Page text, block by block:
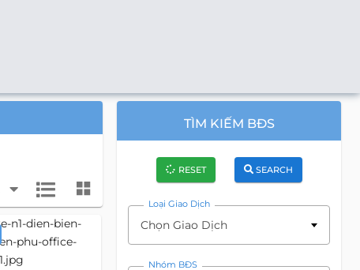
TÌM KIẾM BĐS
RESET SEARCH
Loại Giao Dịch
Chọn Giao Dịch
Nhóm BĐS